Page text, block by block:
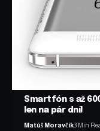
Smartfón s až
len na pár dní!
Matúš Moravčík3 Min